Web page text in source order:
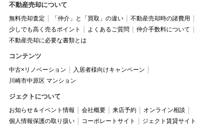
不動産売却について
無料売却査定 「仲介」と「買取」の違い
不動産売却時の諸費用
少しでも高く売るポイント
よくあるご質問
仲介手数料について
不動産売却に必要な書類とは
コンテンツ
中古×リノベーション
入居者様向けキャンペーン
川崎市中原区 マンション
ジェクトについて
お知らせ＆イベント情報 会社概要 来店予約
オンライン相談
個人情報保護の取り扱い
コーポレートサイト ジェクト賃貸サイト